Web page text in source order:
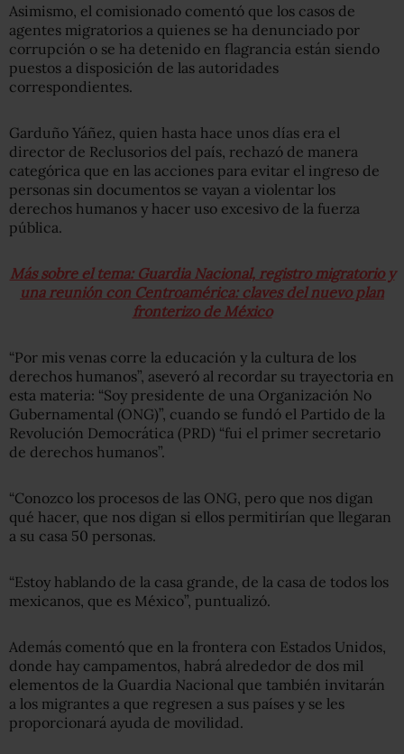
Asimismo, el comisionado comentó que los casos de
agentes migratorios a quienes se ha denunciado por
corrupción o se ha detenido en flagrancia están siendo
puestos a disposición de las autoridades
correspondientes.
Garduño Yáñez, quien hasta hace unos días era el
director de Reclusorios del país, rechazó de manera
categórica que en las acciones para evitar el ingreso de
personas sin documentos se vayan a violentar los
derechos humanos y hacer uso excesivo de la fuerza
pública.
Más sobre el tema: Guardia Nacional, registro migratorio y
una reunión con Centroamérica: claves del nuevo plan
fronterizo de México
“Por mis venas corre la educación y la cultura de los
derechos humanos”, aseveró al recordar su trayectoria en
esta materia: “Soy presidente de una Organización No
Gubernamental (ONG)”, cuando se fundó el Partido de la
Revolución Democrática (PRD) “fui el primer secretario
de derechos humanos”.
“Conozco los procesos de las ONG, pero que nos digan
qué hacer, que nos digan si ellos permitirían que llegaran
a su casa 50 personas.
“Estoy hablando de la casa grande, de la casa de todos los
mexicanos, que es México”, puntualizó.
Además comentó que en la frontera con Estados Unidos,
donde hay campamentos, habrá alrededor de dos mil
elementos de la Guardia Nacional que también invitarán
a los migrantes a que regresen a sus países y se les
proporcionará ayuda de movilidad.